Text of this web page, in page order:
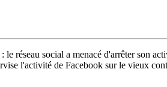
réseau social a menacé d'arrêter son
l'activité de Facebook sur le vieux